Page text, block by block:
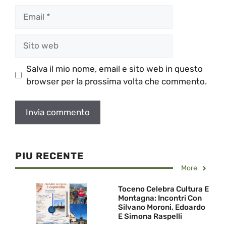
web
Salva il mio nome, email e sito web in questo
browser per la prossima volta che commento.
PIU RECENTE
More
Toceno Celebra Cultura E
Montagna: Incontri Con
Silvano Moroni, Edoardo
E Simona Raspelli